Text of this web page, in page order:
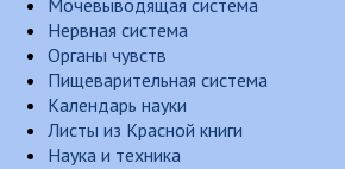
Мочевыводящая система
Нервная система
Органы чувств
Пищеварительная система
Календарь науки
Листы из Красной книги
Наука и техника